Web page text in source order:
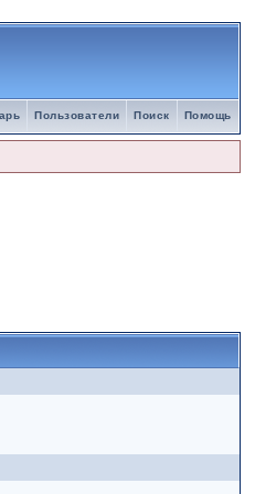
Помощь
Поиск
Пользователи